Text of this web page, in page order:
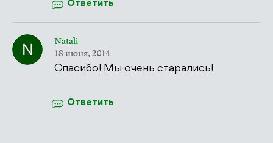
Ответить
Natali
18 июня, 2014
Спасибо! Мы очень старались!
Ответить